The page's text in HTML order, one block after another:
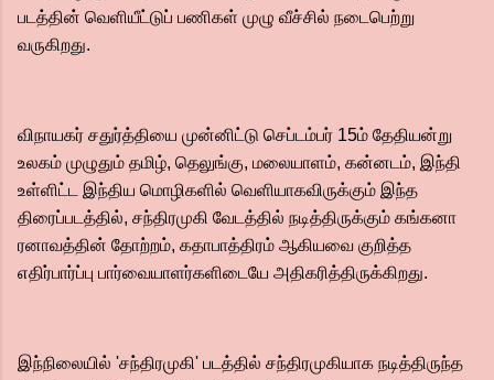
படத்தின் வெளியீட்டுப் பணிகள் முழு வீச்சில் நடைபெற்று
வருகிறது.
விநாயகர் சதுர்த்தியை முன்னிட்டு செப்டம்பர் 15ம் தேதியன்று
உலகம் முழுதும் தமிழ், தெலுங்கு, மலையாளம், கன்னடம், இந்தி
உள்ளிட்ட இந்திய மொழிகளில் வெளியாகவிருக்கும் இந்த
திரைப்படத்தில், சந்திரமுகி வேடத்தில் நடித்திருக்கும் கங்கனா
ரனாவத்தின் தோற்றம், கதாபாத்திரம் ஆகியவை குறித்த
எதிர்பார்ப்பு பார்வையாளர்களிடையே அதிகரித்திருக்கிறது.
இந்நிலையில் 'சந்திரமுகி' படத்தில் சந்திரமுகியாக நடித்திருந்த